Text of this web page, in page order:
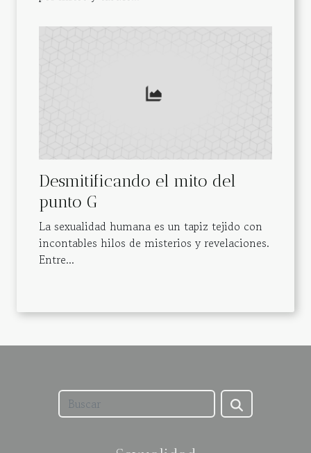
Desmitificando el mito del
punto G
La sexualidad humana es un tapiz tejido con
incontables hilos de misterios y revelaciones.
Entre...